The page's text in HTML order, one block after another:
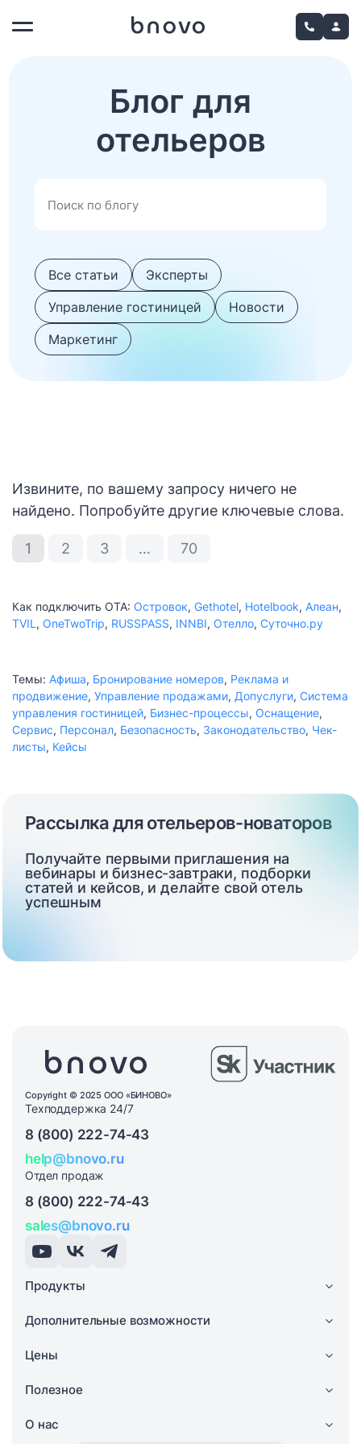
Блог для
отельеров
Все статьи
Эксперты
Управление гостиницей
Новости
Маркетинг
Извините, по вашему запросу ничего не
найдено. Попробуйте другие ключевые слова.
1 2 3 … 70
Как подключить ОТА: Островок, Gethotel, Hotelbook, Алеан,
TVIL , OneTwoTrip, RUSSPASS, INNBI, Отелло, Суточно.ру
Темы: Афиша, Бронирование номеров, Реклама и
продвижение, Управление продажами, Допуслуги, Система
управления гостиницей, Бизнес-процессы, Оснащение,
Сервис, Персонал, Безопасность, Законодательство, Чек-
листы, Кейсы
Рассылка для отельеров-новаторов
Получайте первыми приглашения на
вебинары и бизнес-завтраки, подборки
статей и кейсов, и делайте свой отель
успешным
Copyright © 2025 ООО «БИНОВО»
Техподдержка 24/7
8 (800) 222-74-43
help@bnovo.ru
Отдел продаж
8 (800) 222-74-43
sales@bnovo.ru
Продукты
Дополнительные возможности
Цены
Полезное
О нас